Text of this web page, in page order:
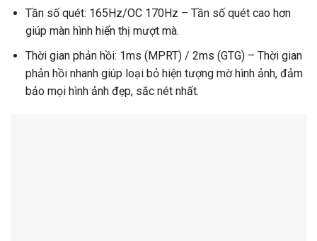
Tần số quét: 165Hz/OC 170Hz – Tần số quét cao hơn
giúp màn hình hiển thị mượt mà.
Thời gian phản hồi: 1ms (MPRT) / 2ms (GTG) – Thời gian
phản hồi nhanh giúp loại bỏ hiện tượng mờ hình ảnh, đảm
bảo mọi hình ảnh đẹp, sắc nét nhất.